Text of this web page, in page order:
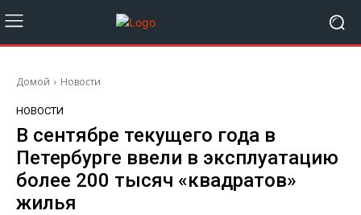
Домой Новости
НОВОСТИ
В сентябре текущего года в
Петербурге ввели в эксплуатацию
более 200 тысяч «квадратов»
жилья